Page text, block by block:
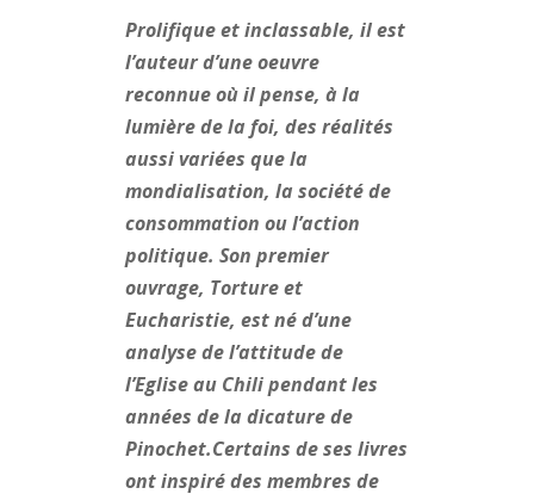
Prolifique et inclassable, il est
l’auteur d’une oeuvre
reconnue où il pense, à la
lumière de la foi, des réalités
aussi variées que la
mondialisation, la société de
consommation ou l’action
politique. Son premier
ouvrage, Torture et
Eucharistie, est né d’une
analyse de l’attitude de
l’Eglise au Chili pendant les
années de la dicature de
Pinochet.Certains de ses livres
ont inspiré des membres de